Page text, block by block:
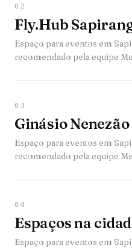
02
Fly.Hub
Espaço para eventos em
recomendado pela equipe
03
Ginásio Nenezão
Espaço para eventos em
recomendado pela equipe
04
Espaços na
Espaço para eventos em